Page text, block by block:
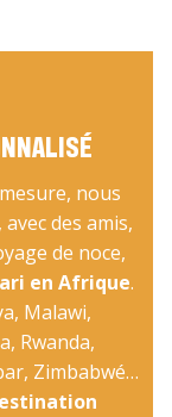
nous
des amis,
de noce,
en Afrique.
Malawi,
Rwanda,
Zimbabwé…